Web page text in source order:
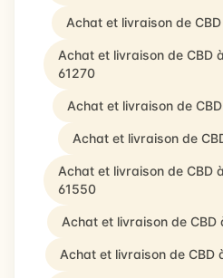
Achat et livraison de
Achat et livraison de CBD
61270
Achat et livraison de
Achat et livraison de
Achat et livraison de CBD
61550
Achat et livraison de
Achat et livraison de CBD